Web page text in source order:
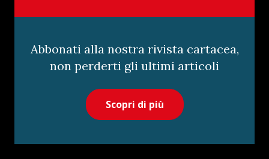
Abbonati alla nostra rivista cartacea,
non perderti gli ultimi articoli
Scopri di più